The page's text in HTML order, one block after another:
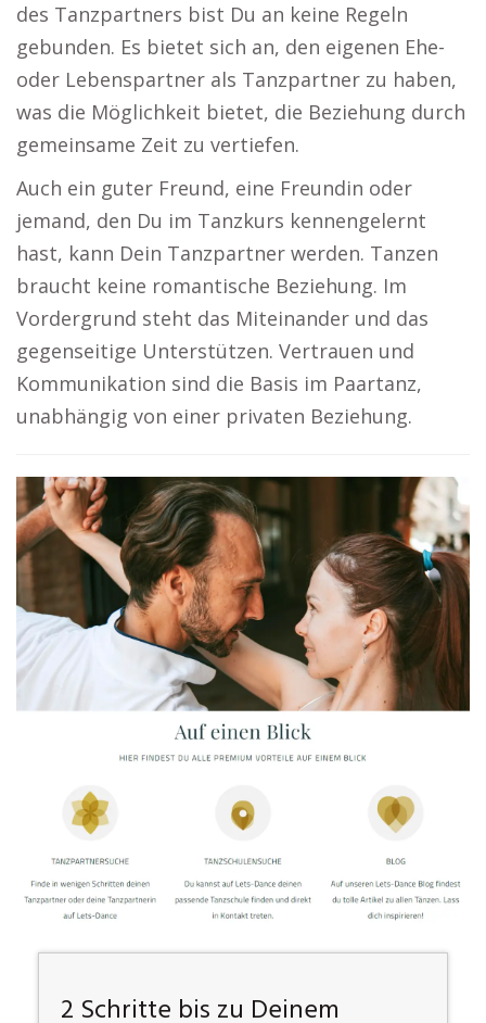
des Tanzpartners bist Du an keine Regeln
gebunden. Es bietet sich an, den eigenen Ehe-
oder Lebenspartner als Tanzpartner zu haben,
was die Möglichkeit bietet, die Beziehung durch
gemeinsame Zeit zu vertiefen.
Auch ein guter Freund, eine Freundin oder
jemand, den Du im Tanzkurs kennengelernt
hast, kann Dein Tanzpartner werden. Tanzen
braucht keine romantische Beziehung. Im
Vordergrund steht das Miteinander und das
gegenseitige Unterstützen. Vertrauen und
Kommunikation sind die Basis im Paartanz,
unabhängig von einer privaten Beziehung.
2 Schritte bis zu Deinem